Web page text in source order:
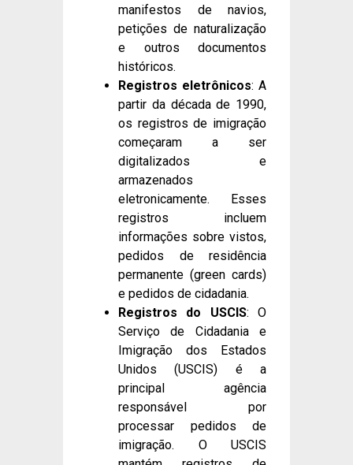
manifestos de navios,
petições de naturalização
e outros documentos
históricos.
Registros eletrônicos: A
partir da década de 1990,
os registros de imigração
começaram a ser
digitalizados e
armazenados
eletronicamente. Esses
registros incluem
informações sobre vistos,
pedidos de residência
permanente (green cards)
e pedidos de cidadania.
Registros do USCIS: O
Serviço de Cidadania e
Imigração dos Estados
Unidos (USCIS) é a
principal agência
responsável por
processar pedidos de
imigração. O USCIS